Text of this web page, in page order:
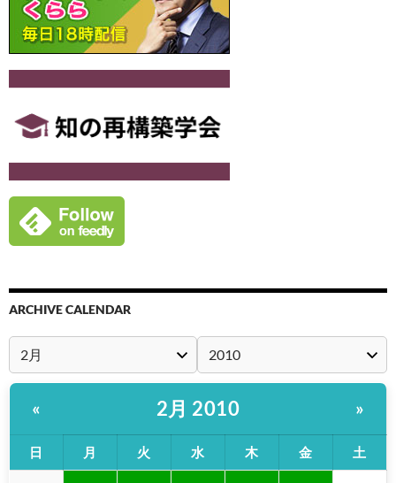
ARCHIVE CALENDAR
« 2月 2010 »
日 月 火 水 木 金 土